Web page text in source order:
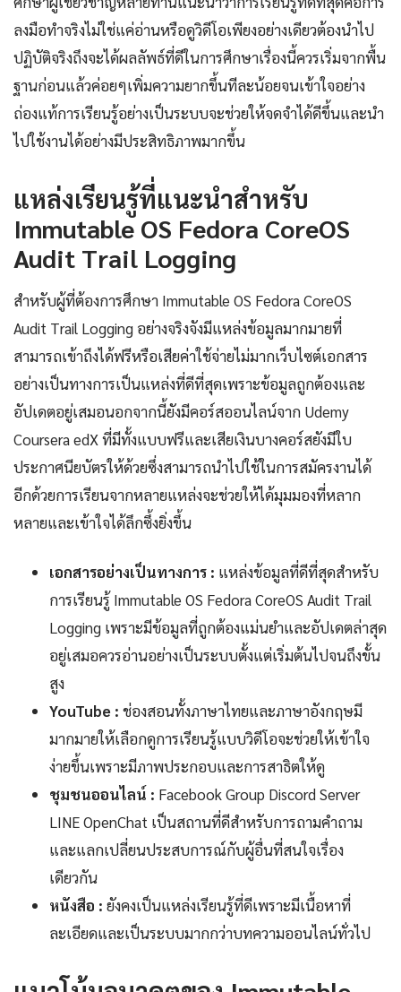
ลงมือทำจริงไม่ใช่แค่อ่านหรือดูวิดีโอเพียงอย่างเดียวต้องนำไป
ปฏิบัติจริงถึงจะได้ผลลัพธ์ที่ดีในการศึกษาเรื่องนี้ควรเริ่มจากพื้น
ฐานก่อนแล้วค่อยๆเพิ่มความยากขึ้นทีละน้อยจนเข้าใจอย่าง
ถ่องแท้การเรียนรู้อย่างเป็นระบบจะช่วยให้จดจำได้ดีขึ้นและนำ
ไปใช้งานได้อย่างมีประสิทธิภาพมากขึ้น
แหล่งเรียนรู้ที่แนะนำสำหรับ
Immutable OS Fedora CoreOS
Audit Trail Logging
สำหรับผู้ที่ต้องการศึกษา Immutable OS Fedora CoreOS
Audit Trail Logging อย่างจริงจังมีแหล่งข้อมูลมากมายที่
สามารถเข้าถึงได้ฟรีหรือเสียค่าใช้จ่ายไม่มากเว็บไซต์เอกสาร
อย่างเป็นทางการเป็นแหล่งที่ดีที่สุดเพราะข้อมูลถูกต้องและ
อัปเดตอยู่เสมอนอกจากนี้ยังมีคอร์สออนไลน์จาก Udemy
Coursera edX ที่มีทั้งแบบฟรีและเสียเงินบางคอร์สยังมีใบ
ประกาศนียบัตรให้ด้วยซึ่งสามารถนำไปใช้ในการสมัครงานได้
อีกด้วยการเรียนจากหลายแหล่งจะช่วยให้ได้มุมมองที่หลาก
หลายและเข้าใจได้ลึกซึ้งยิ่งขึ้น
เอกสารอย่างเป็นทางการ : แหล่งข้อมูลที่ดีที่สุดสำหรับ
การเรียนรู้ Immutable OS Fedora CoreOS Audit Trail
Logging เพราะมีข้อมูลที่ถูกต้องแม่นยำและอัปเดตล่าสุด
อยู่เสมอควรอ่านอย่างเป็นระบบตั้งแต่เริ่มต้นไปจนถึงขั้น
สูง
YouTube : ช่องสอนทั้งภาษาไทยและภาษาอังกฤษมี
มากมายให้เลือกดูการเรียนรู้แบบวิดีโอจะช่วยให้เข้าใจ
ง่ายขึ้นเพราะมีภาพประกอบและการสาธิตให้ดู
ชุมชนออนไลน์ : Facebook Group Discord Server
LINE OpenChat เป็นสถานที่ดีสำหรับการถามคำถาม
และแลกเปลี่ยนประสบการณ์กับผู้อื่นที่สนใจเรื่อง
เดียวกัน
หนังสือ : ยังคงเป็นแหล่งเรียนรู้ที่ดีเพราะมีเนื้อหาที่
ละเอียดและเป็นระบบมากกว่าบทความออนไลน์ทั่วไป